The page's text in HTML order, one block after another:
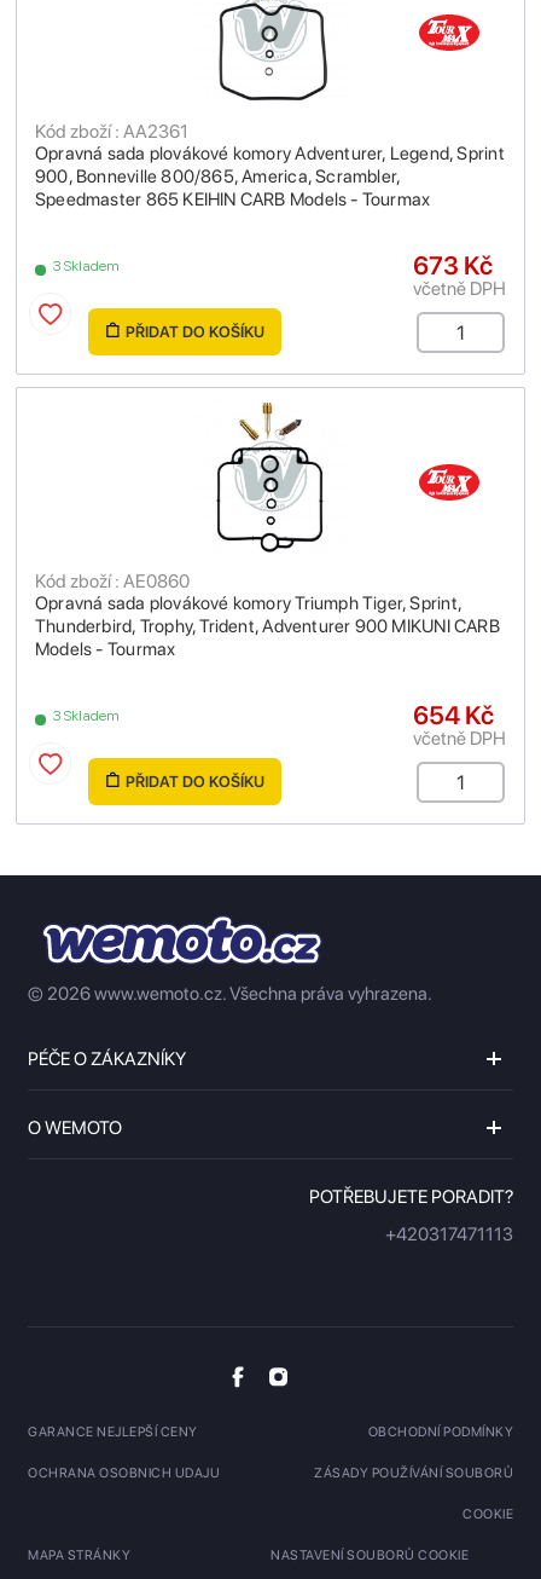
Opravná sada plovákové komory Adventurer, Legend, Sprint
900, Bonneville 800/865, America, Scrambler,
Speedmaster 865 KEIHIN CARB Models - Tourmax
Kód zboží : AA2361
3 Skladem 673 Kč
včetně DPH
PŘIDAT DO KOŠÍKU
Opravná sada plovákové komory Triumph Tiger, Sprint,
Thunderbird, Trophy, Trident, Adventurer 900 MIKUNI CARB
Models - Tourmax
Kód zboží : AE0860
3 Skladem 654 Kč
včetně DPH
PŘIDAT DO KOŠÍKU
© 2026 www.wemoto.cz.Všechna práva vyhrazena.
PÉČE O ZÁKAZNÍKY
O WEMOTO
POTŘEBUJETE PORADIT?
+420317471113
GARANCE NEJLEPŠÍ CENY OBCHODNÍ PODMÍNKY
OCHRANA OSOBNICH UDAJU ZÁSADY POUŽÍVÁNÍ SOUBORŮ
COOKIE
MAPA STRÁNKY NASTAVENÍ SOUBORŮ COOKIE